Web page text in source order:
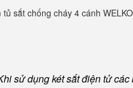
sắt chống cháy 4 cánh
sử dụng két sắt điện tử các